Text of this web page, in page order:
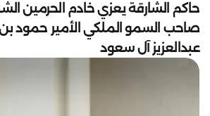
حاكم الشارقة يعزي خادم الحرمين
صاحب السمو الملكي الأمير حمود
عبدالعزيز آل سعود